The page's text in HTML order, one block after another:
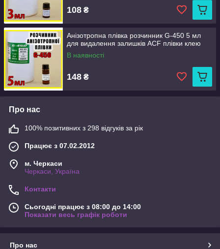
108 ₴
Анізотропна плівка розчинник G-450 5 мл
для видалення залишків ACF плівки клею
В наявності
148 ₴
Про нас
100% позитивних з 298 відгуків за рік
Працює з 07.02.2012
м. Черкаси
Черкаси, Україна
Контакти
Сьогодні працює з 08:00 до 14:00
Показати весь графік роботи
Про нас